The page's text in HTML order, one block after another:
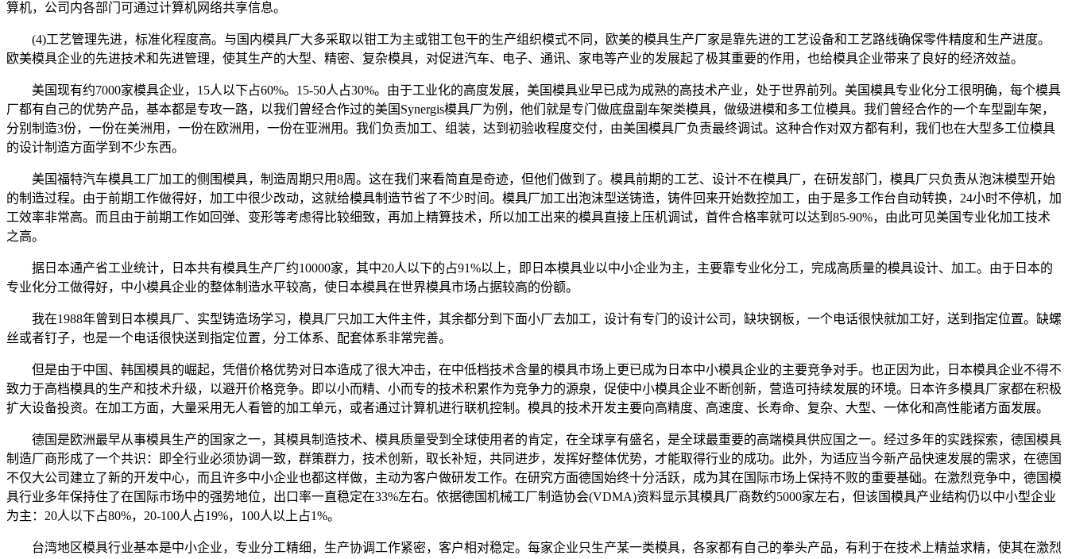
算机，公司内各部门可通过计算机网络共享信息。
(4)工艺管理先进，标准化程度高。与国内模具厂大多采取以钳工为主或钳工包干的生产组织模式不同，欧美的模具生产厂家是靠先进的工艺设备和工艺路线确保零件精度和生产进度。
欧美模具企业的先进技术和先进管理，使其生产的大型、精密、复杂模具，对促进汽车、电子、通讯、家电等产业的发展起了极其重要的作用，也给模具企业带来了良好的经济效益。
美国现有约7000家模具企业，15人以下占60%。15-50人占30%。由于工业化的高度发展，美国模具业早已成为成熟的高技术产业，处于世界前列。美国模具专业化分工很明确，每个模具
厂都有自己的优势产品，基本都是专攻一路，以我们曾经合作过的美国Synergis模具厂为例，他们就是专门做底盘副车架类模具，做级进模和多工位模具。我们曾经合作的一个车型副车架，
分别制造3份，一份在美洲用，一份在欧洲用，一份在亚洲用。我们负责加工、组装，达到初验收程度交付，由美国模具厂负责最终调试。这种合作对双方都有利，我们也在大型多工位模具
的设计制造方面学到不少东西。
美国福特汽车模具工厂加工的侧围模具，制造周期只用8周。这在我们来看简直是奇迹，但他们做到了。模具前期的工艺、设计不在模具厂，在研发部门，模具厂只负责从泡沫模型开始
的制造过程。由于前期工作做得好，加工中很少改动，这就给模具制造节省了不少时间。模具厂加工出泡沫型送铸造，铸件回来开始数控加工，由于是多工作台自动转换，24小时不停机，加
工效率非常高。而且由于前期工作如回弹、变形等考虑得比较细致，再加上精算技术，所以加工出来的模具直接上压机调试，首件合格率就可以达到85-90%，由此可见美国专业化加工技术
之高。
据日本通产省工业统计，日本共有模具生产厂约10000家，其中20人以下的占91%以上，即日本模具业以中小企业为主，主要靠专业化分工，完成高质量的模具设计、加工。由于日本的
专业化分工做得好，中小模具企业的整体制造水平较高，使日本模具在世界模具市场占据较高的份额。
我在1988年曾到日本模具厂、实型铸造场学习，模具厂只加工大件主件，其余都分到下面小厂去加工，设计有专门的设计公司，缺块钢板，一个电话很快就加工好，送到指定位置。缺螺
丝或者钉子，也是一个电话很快送到指定位置，分工体系、配套体系非常完善。
但是由于中国、韩国模具的崛起，凭借价格优势对日本造成了很大冲击，在中低档技术含量的模具巿场上更已成为日本中小模具企业的主要竞争对手。也正因为此，日本模具企业不得不
致力于高档模具的生产和技术升级，以避开价格竞争。即以小而精、小而专的技术积累作为竞争力的源泉，促使中小模具企业不断创新，营造可持续发展的环境。日本许多模具厂家都在积极
扩大设备投资。在加工方面，大量采用无人看管的加工单元，或者通过计算机进行联机控制。模具的技术开发主要向高精度、高速度、长寿命、复杂、大型、一体化和高性能诸方面发展。
德国是欧洲最早从事模具生产的国家之一，其模具制造技术、模具质量受到全球使用者的肯定，在全球享有盛名，是全球最重要的高端模具供应国之一。经过多年的实践探索，德国模具
制造厂商形成了一个共识：即全行业必须协调一致，群策群力，技术创新，取长补短，共同进步，发挥好整体优势，才能取得行业的成功。此外，为适应当今新产品快速发展的需求，在德国
不仅大公司建立了新的开发中心，而且许多中小企业也都这样做，主动为客户做研发工作。在研究方面德国始终十分活跃，成为其在国际市场上保持不败的重要基础。在激烈竞争中，德国模
具行业多年保持住了在国际市场中的强势地位，出口率一直稳定在33%左右。依据德国机械工厂制造协会(VDMA)资料显示其模具厂商数约5000家左右，但该国模具产业结构仍以中小型企业
为主：20人以下占80%，20-100人占19%，100人以上占1%。
台湾地区模具行业基本是中小企业，专业分工精细，生产协调工作紧密，客户相对稳定。每家企业只生产某一类模具，各家都有自己的拳头产品，有利于在技术上精益求精，使其在激烈